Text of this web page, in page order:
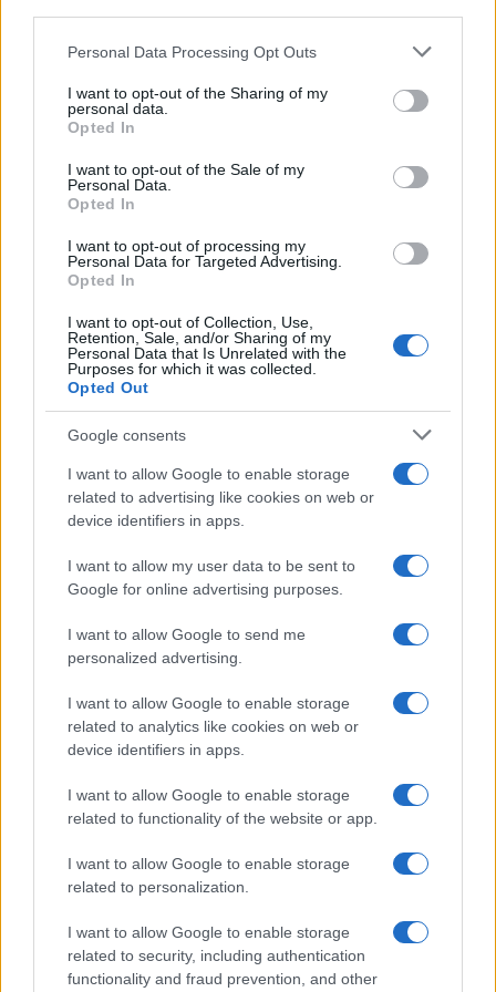
Please note that this website/app uses one or more Google
not limited to your visit or usage behaviour. You may click to
grant or deny consent to Google and its third-party tags to
use your data for below specified purposes in below Google
consent section.
Personal Data Processing Opt Outs
I want to opt-out of the Sharing of my
personal data.
Opted In
I want to opt-out of the Sale of my
Personal Data.
Opted In
I want to opt-out of processing my
Personal Data for Targeted Advertising.
Opted In
I want to opt-out of Collection, Use,
Retention, Sale, and/or Sharing of my
Personal Data that Is Unrelated with the
Purposes for which it was collected.
Opted Out
Google consents
I want to allow Google to enable storage
related to advertising like cookies on web or
device identifiers in apps.
I want to allow my user data to be sent to
Google for online advertising purposes.
I want to allow Google to send me
personalized advertising.
I want to allow Google to enable storage
related to analytics like cookies on web or
device identifiers in apps.
I want to allow Google to enable storage
related to functionality of the website or app.
I want to allow Google to enable storage
related to personalization.
I want to allow Google to enable storage
related to security, including authentication
functionality and fraud prevention, and other
AUTOMOBILE
facture
Infos Rédaction · 27 Août 2025
AUTOMOBILE
Sécurité Des Véhicules: 4 Caractéristiques Que Chaque
Propriétaire De Voiture Devrait Entretenir